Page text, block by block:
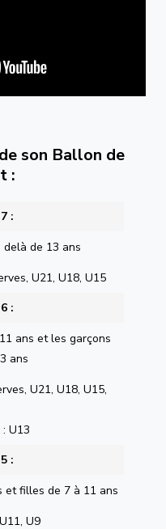
son Ballon de
:
:
delà de 13 ans
U21, U18, U15
:
ans et les garçons
ans
U21, U18, U15,
U13
:
et filles de 7 à 11 ans
U9